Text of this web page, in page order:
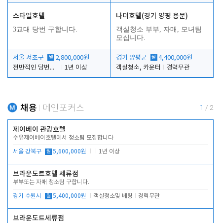
스타일호텔
3교대 당번 구합니다.
서울 서초구 월 2,800,000원
전반적인 당번업무
1년 이상
나더호텔(경기 양평 용문)
객실청소 부부, 자매, 모녀팀
모십니다.
경기 양평군 월 4,400,000원
객실청소, 카운터
경력무관
채용 메인포커스 1 / 2
제이베이 관광호텔
수유제이베이호텔에서 청소팀 모집합니다
서울 강북구 월 5,600,000원 1년 이상
브라운도트호텔 세류점
부부또는 자매 청소팀 구합니다.
경기 수원시 월 5,400,000원 객실청소및 베팅 경력무관
브라운도트세류점